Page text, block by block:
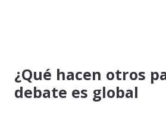
¿Qué hacen otros
debate es global